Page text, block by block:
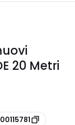
20 Metri